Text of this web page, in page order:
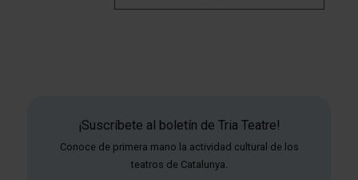
¡Suscríbete al boletín de Tria Teatre!
Conoce de primera mano la actividad cultural de los
teatros de Catalunya.